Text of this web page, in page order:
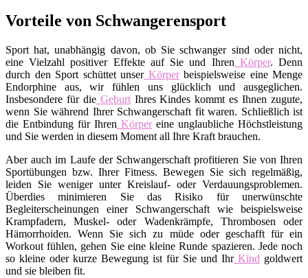
Vorteile von Schwangerensport
Sport hat, unabhängig davon, ob Sie schwanger sind oder nicht,
eine Vielzahl positiver Effekte auf Sie und Ihren Körper. Denn
durch den Sport schüttet unserKörperbeispielsweise eine Menge
Endorphine aus, wir fühlen uns glücklich und ausgeglichen.
Insbesondere für dieGeburtIhres Kindes kommt es Ihnen zugute,
wenn Sie während Ihrer Schwangerschaft fit waren. Schließlich ist
die Entbindung für Ihren Körpereine unglaubliche Höchstleistung
und Sie werden in diesem Moment all Ihre Kraft brauchen.
Aber auch im Laufe der Schwangerschaft profitieren Sie von Ihren
Sportübungen bzw. Ihrer Fitness. Bewegen Sie sich regelmäßig,
leiden Sie weniger unter Kreislauf- oder Verdauungsproblemen.
Überdies minimieren Sie das Risiko für unerwünschte
Begleiterscheinungen einer Schwangerschaft wie beispielsweise
Krampfadern, Muskel- oder Wadenkrämpfe, Thrombosen oder
Hämorrhoiden. Wenn Sie sich zu müde oder geschafft für ein
Workout fühlen, gehen Sie eine kleine Runde spazieren. Jede noch
so kleine oder kurze Bewegung ist für Sie und IhrKind goldwert
und sie bleiben fit.